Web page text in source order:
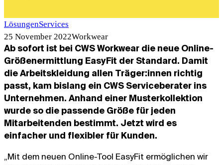
LösungenServices
25 November 2022Workwear
Ab sofort ist bei CWS Workwear die neue Online-
Größenermittlung EasyFit der Standard. Damit
die Arbeitskleidung allen Träger:innen richtig
passt, kam bislang ein CWS Serviceberater ins
Unternehmen. Anhand einer Musterkollektion
wurde so die passende Größe für jeden
Mitarbeitenden bestimmt. Jetzt wird es
einfacher und flexibler für Kunden.
„Mit dem neuen Online-Tool EasyFit ermöglichen wir